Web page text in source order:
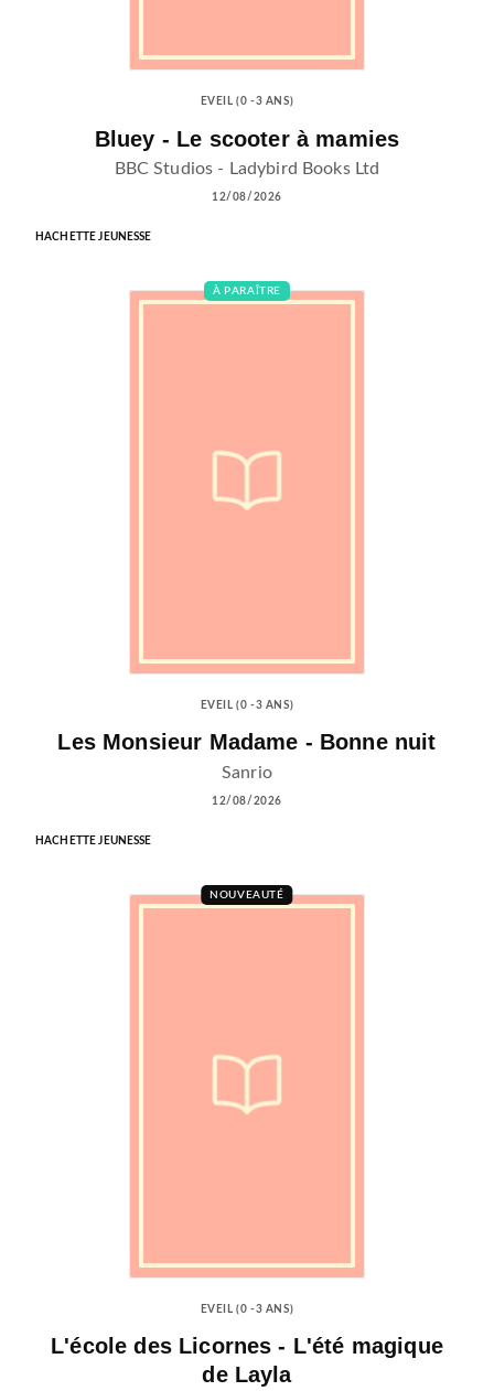
EVEIL (0 -3 ANS)
Bluey - Le scooter à mamies
BBC Studios - Ladybird Books Ltd
12/08/2026
HACHETTE JEUNESSE
À PARAÎTRE
EVEIL (0 -3 ANS)
Les Monsieur Madame - Bonne nuit
Sanrio
12/08/2026
HACHETTE JEUNESSE
NOUVEAUTÉ
EVEIL (0 -3 ANS)
L'école des Licornes - L'été magique
de Layla